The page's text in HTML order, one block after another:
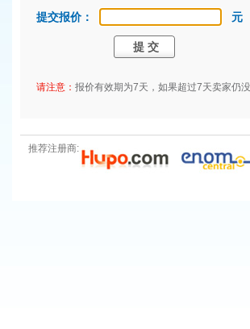
提交报价：
元
请注意： 报价有效期为7天，如果超过7天卖家仍
推荐注册商: